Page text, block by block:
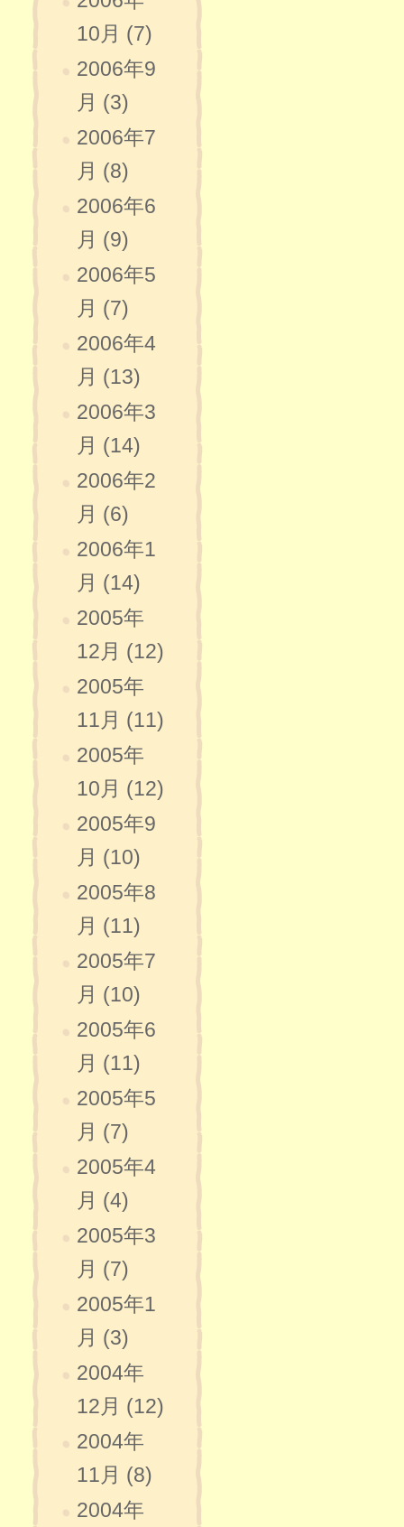
10月 (7)
2006年9
月 (3)
2006年7
月 (8)
2006年6
月 (9)
2006年5
月 (7)
2006年4
月 (13)
2006年3
月 (14)
2006年2
月 (6)
2006年1
月 (14)
2005年
12月 (12)
2005年
11月 (11)
2005年
10月 (12)
2005年9
月 (10)
2005年8
月 (11)
2005年7
月 (10)
2005年6
月 (11)
2005年5
月 (7)
2005年4
月 (4)
2005年3
月 (7)
2005年1
月 (3)
2004年
12月 (12)
2004年
11月 (8)
2004年